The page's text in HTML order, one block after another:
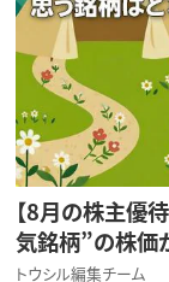
【8月の株主優
気銘柄”の株
トウシル編集チーム